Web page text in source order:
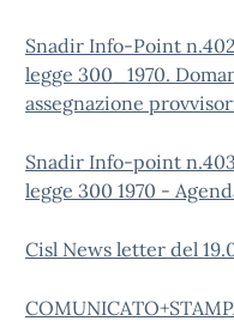
Snadir Info-Point
legge 300_1970.
assegnazione
Snadir Info-point
legge 300 1970 -
Cisl News letter del